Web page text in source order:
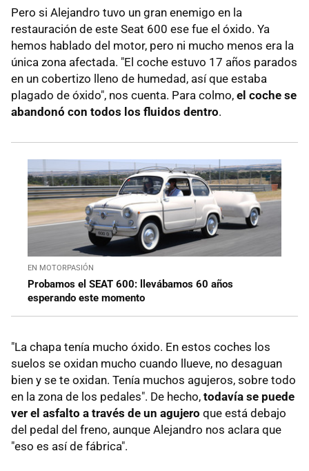
Pero si Alejandro tuvo un gran enemigo en la
restauración de este Seat 600 ese fue el óxido. Ya
hemos hablado del motor, pero ni mucho menos era la
única zona afectada. "El coche estuvo 17 años parados
en un cobertizo lleno de humedad, así que estaba
plagado de óxido", nos cuenta. Para colmo, el coche se
abandonó con todos los fluidos dentro.
EN MOTORPASIÓN
Probamos el SEAT 600: llevábamos 60 años
esperando este momento
"La chapa tenía mucho óxido. En estos coches los
suelos se oxidan mucho cuando llueve, no desaguan
bien y se te oxidan. Tenía muchos agujeros, sobre todo
en la zona de los pedales". De hecho, todavía se puede
ver el asfalto a través de un agujero que está debajo
del pedal del freno, aunque Alejandro nos aclara que
"eso es así de fábrica".